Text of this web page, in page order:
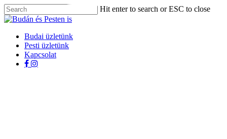
Skip
to
content
Hit enter to search or ESC to close
Close
Menu
Budai üzletünk
Pesti üzletünk
Kapcsolat
facebook
instagram